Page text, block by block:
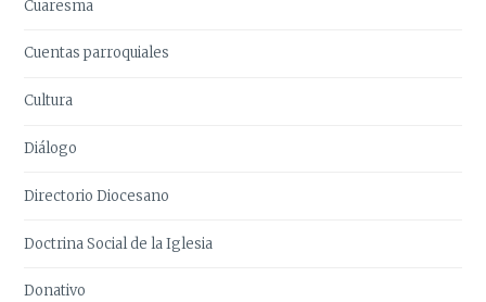
Cuaresma
Cuentas parroquiales
Cultura
Diálogo
Directorio Diocesano
Doctrina Social de la Iglesia
Donativo